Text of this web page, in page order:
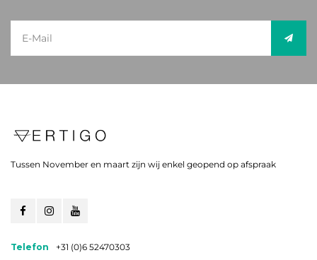
Tussen November en maart zijn wij enkel geopend op afspraak
Telefon
+31 (0)6 52470303